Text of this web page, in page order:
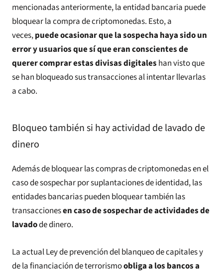
mencionadas anteriormente, la entidad bancaria puede
bloquear la compra de criptomonedas. Esto, a
veces,puede ocasionar que la sospecha haya sido un
error y usuarios que sí que eran conscientes de
querer comprar estas divisas digitales han visto que
se han bloqueado sus transacciones al intentar llevarlas
a cabo.
Bloqueo también si hay actividad de lavado de
dinero
Además de bloquear las compras de criptomonedas en el
caso de sospechar por suplantaciones de identidad, las
entidades bancarias pueden bloquear también las
transaccionesen caso de sospechar de actividades de
lavadode dinero.
La actual Ley de prevención del blanqueo de capitales y
de la financiación de terrorismoobliga a los bancos a